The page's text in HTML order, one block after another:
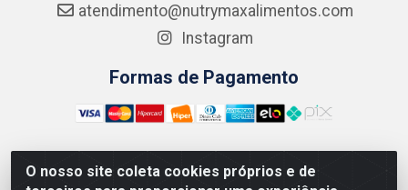
O nosso site coleta cookies próprios e de
atendimento@nutrymaxalimentos.com
Instagram
Formas de Pagamento
NUTRY MAX COMÉRCIO DE PRODUTOS ALIMENTICIOS